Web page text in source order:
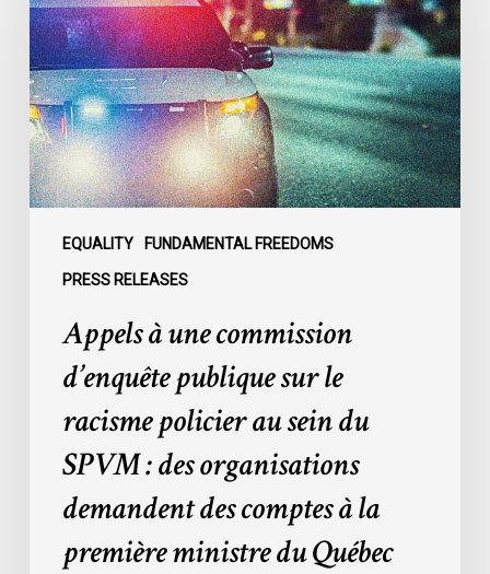
EQUALITY FUNDAMENTAL FREEDOMS
PRESS RELEASES
commission
d’enquête
publique
sur
le
racisme
policier
organisations
demandent
comptes
première
Appels à une commission
d’enquête publique sur le
racisme policier au sein du
SPVM : des organisations
demandent des comptes à la
première ministre du Québec